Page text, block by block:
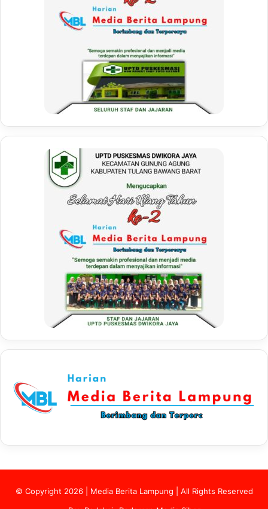
© Copyright 2026 | Media Berita Lampung | All Rights Reserved